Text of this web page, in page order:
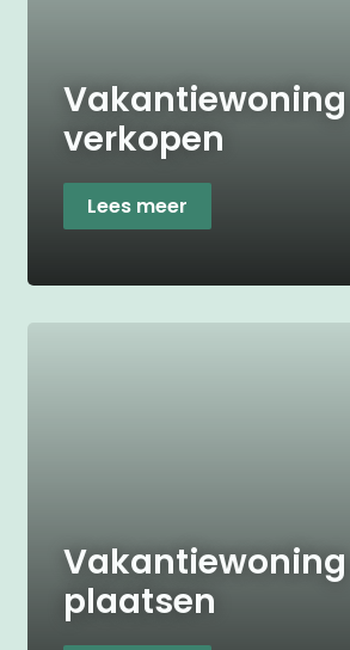
Vakantiewoning
verkopen
Lees meer
Vakantiewoning
plaatsen